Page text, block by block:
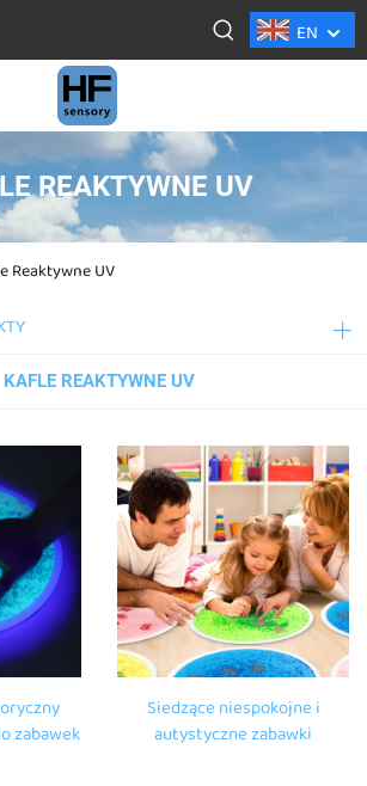
EN
REAKTYWNE UV
Reaktywne UV
KAFLE REAKTYWNE UV
zabawek
Siedzące niespokojne i
autystyczne zabawki